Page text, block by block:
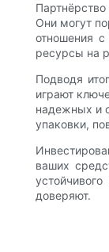
Они могут
отношения
ресурсы на
Подводя
играют
надежных и
упаковки,
ваших
доверяют.